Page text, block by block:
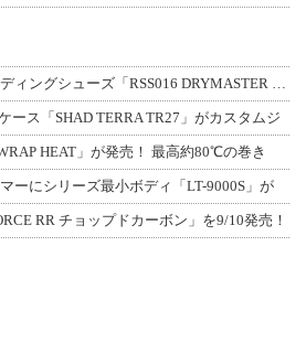
アールエスタイチの新ライディングシューズ「RSS016 DRYMASTER スト
ース「SHAD TERRA TR27」がカスタムジ
HEAT」が発売！ 最高約80℃の巻き
ーにシリーズ最小ボディ「LT-9000S」が
RR チョップドカーボン」を9/10発売！